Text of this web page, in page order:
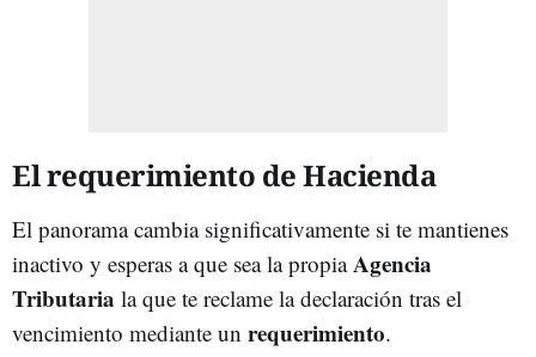
El requerimiento de Hacienda
El panorama cambia significativamente si te mantienes
inactivo y esperas a que sea la propiaAgencia
Tributaria la que te reclame la declaración tras el
vencimiento mediante un requerimiento.